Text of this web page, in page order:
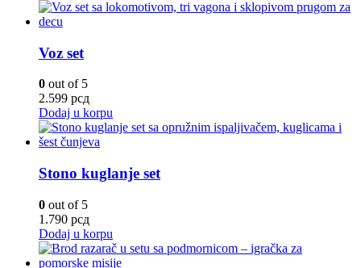
Voz set
0 out of 5
2.599 рсд
Dodaj u korpu
Stono kuglanje set
0 out of 5
1.790 рсд
Dodaj u korpu